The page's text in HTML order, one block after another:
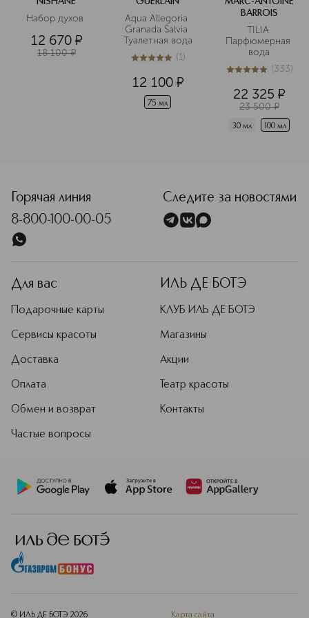
12 670 ¤
18 100 ¤
Aqua Allegoria
Granada Salvia
Туалетная вода
5из 51 (1)
12 100 ¤
75 мл
BARROIS
TILIA
Парфюмерная
вода
5из 5333 (333)
22 325 ¤
23 500 ¤
30 мл 100 мл
Горячая линия
8-800-100-00-05
Следите за новостями
Для вас
Подарочные карты
Сервисы красоты
Доставка
Оплата
Обмен и возврат
Частые вопросы
ИЛЬ ДЕ БОТЭ
КЛУБ ИЛЬ ДЕ БОТЭ
Магазины
Акции
Театр красоты
Контакты
© ИЛЬ ДЕ БОТЭ 2026 Карта сайта